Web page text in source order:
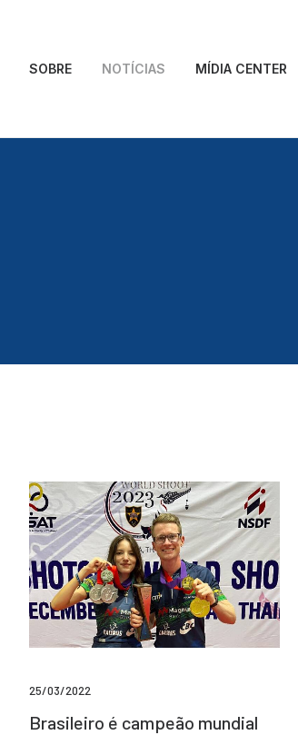
SOBRE NOTÍCIAS MÍDIA CENTER
25/03/2022
Brasileiro é campeão mundial